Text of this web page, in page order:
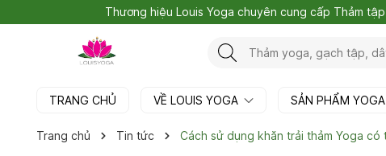
Thương hiệu Louis Yoga chuyên cung cấp Thảm
TRANG CHỦ VỀ LOUIS YOGA SẢN PHẨM YOGA
Trang chủ Tin tức Cách sử dụng khăn trải thảm Yoga